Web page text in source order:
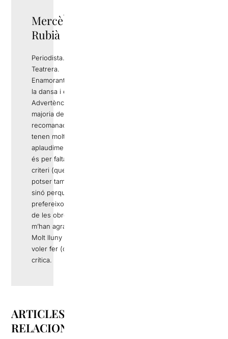
Mercè
Rubià
TWITTER
Periodista.
Teatrera.
Enamorant-me de
la dansa i el circ.
Advertència: Si la
majoria de
recomanacions
tenen molts
aplaudiments no
és per falta de
criteri (que
potser també),
sinó perquè
prefereixo parlar
de les obres que
m’han agradat.
Molt lluny de
voler fer (o ser)
crítica.
ARTICLES
RELACIONATS